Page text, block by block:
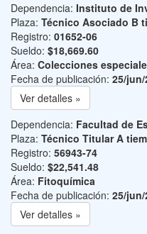
Dependencia: Instituto de
Plaza: Técnico Asociado B
Registro: 01652-06
Sueldo: $18,669.60
Área: Colecciones
Fecha de publicación: 25/jun/
Ver detalles »
Dependencia: Facultad de
Plaza: Técnico Titular A
Registro: 56943-74
Sueldo: $22,541.48
Área: Fitoquímica
Fecha de publicación: 25/jun/
Ver detalles »